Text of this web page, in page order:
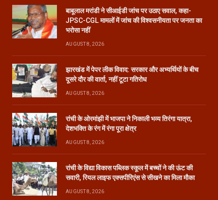
बाबूलाल मरांडी ने सीआईडी जांच पर उठाए सवाल, कहा-
JPSC-CGL मामलों में जांच की विश्वसनीयता पर जनता का
भरोसा नहीं
AUGUST 8, 2026
झारखंड में पेपर लीक विवाद: सरकार और अभ्यर्थियों के बीच
दूसरे दौर की वार्ता, नहीं टूटा गतिरोध
AUGUST 8, 2026
रांची के ओरमांझी में भाजपा ने निकाली भव्य तिरंगा यात्रा,
देशभक्ति के रंग में रंगा पूरा क्षेत्र
AUGUST 8, 2026
रांची के विद्या विकास पब्लिक स्कूल में बच्चों ने की ऊंट की
सवारी, रियल लाइफ एक्सपीरिएंस से सीखने का मिला मौका
AUGUST 8, 2026